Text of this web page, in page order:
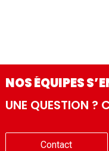
NOS ÉQUIPES
UNE QUESTION ?
Contact